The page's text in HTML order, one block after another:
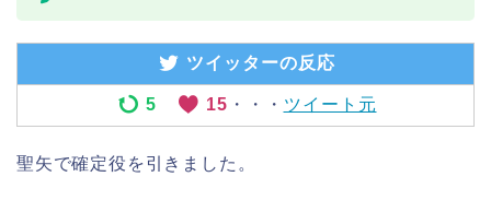
ツイッターの反応
5 15 ・・・ ツイート元
聖矢で確定役を引きました。